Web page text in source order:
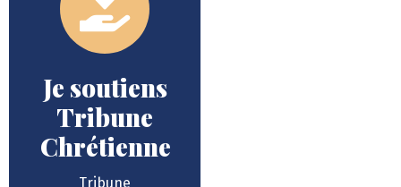
Je soutiens
Tribune
Chrétienne
Tribune